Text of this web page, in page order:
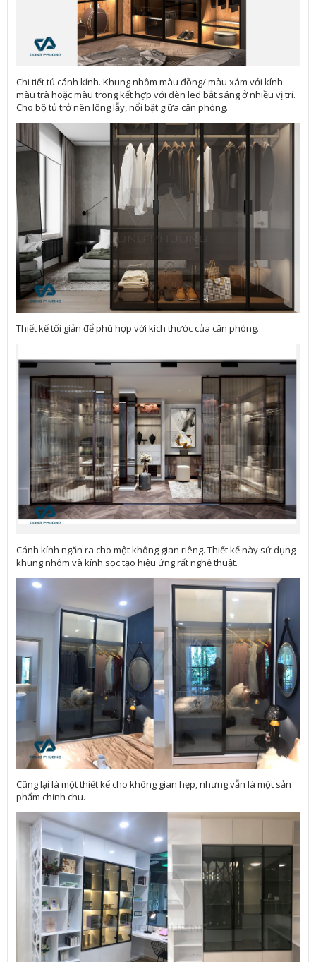
Chi tiết tủ cánh kính. Khung nhôm màu đồng/ màu xám với kính
màu trà hoặc màu trong kết hợp với đèn led bắt sáng ở nhiều vị trí.
Cho bộ tủ trở nên lộng lẫy, nổi bật giữa căn phòng.
Thiết kế tối giản để phù hợp với kích thước của căn phòng.
Cánh kính ngăn ra cho một không gian riêng. Thiết kế này sử dụng
khung nhôm và kính sọc tạo hiệu ứng rất nghệ thuật.
Cũng lại là một thiết kế cho không gian hẹp, nhưng vẫn là một sản
phẩm chỉnh chu.